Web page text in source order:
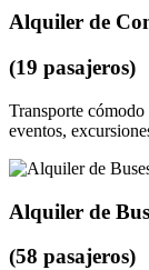
Alquiler de
(19 pasajeros)
Transporte
eventos,
Alquiler de
(58 pasajeros)